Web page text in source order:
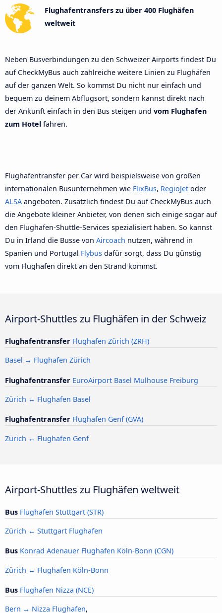
Flughafentransfers zu über 400 Flughäfen
weltweit
Neben Busverbindungen zu den Schweizer Airports findest Du
auf CheckMyBus auch zahlreiche weitere Linien zu Flughäfen
auf der ganzen Welt. So kommst Du nicht nur einfach und
bequem zu deinem Abflugsort, sondern kannst direkt nach
der Ankunft einfach in den Bus steigen und vom Flughafen
zum Hotel fahren.
Flughafentransfer per Car wird beispielsweise von großen
internationalen Busunternehmen wie FlixBus, RegioJet oder
ALSA angeboten. Zusätzlich findest Du auf CheckMyBus auch
die Angebote kleiner Anbieter, von denen sich einige sogar auf
den Flughafen-Shuttle-Services spezialisiert haben. So kannst
Du in Irland die Busse von Aircoach nutzen, während in
Spanien und Portugal Flybus dafür sorgt, dass Du günstig
vom Flughafen direkt an den Strand kommst.
Airport-Shuttles zu Flughäfen in der Schweiz
Flughafentransfer Flughafen Zürich (ZRH)
Basel ↔ Flughafen Zürich
Flughafentransfer EuroAirport Basel Mulhouse Freiburg
Zürich ↔ Flughafen Basel
Flughafentransfer Flughafen Genf (GVA)
Zürich ↔ Flughafen Genf
Airport-Shuttles zu Flughäfen weltweit
Bus Flughafen Stuttgart (STR)
Zürich ↔ Stuttgart Flughafen
Bus Konrad Adenauer Flughafen Köln-Bonn (CGN)
Zürich ↔ Flughafen Köln-Bonn
Bus Flughafen Nizza (NCE)
Bern ↔ Nizza Flughafen,